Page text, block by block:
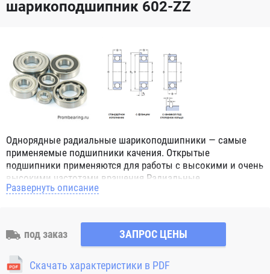
шарикоподшипник 602-ZZ
Однорядные радиальные шарикоподшипники — самые
применяемые подшипники качения. Открытые
подшипники применяются для работы с высокими и очень
высокими частотами вращения.Радиальные
шарикоподшипники обозначением 2Z ZZ с обеих сторон
обозначением 2RS 2RS1 2RSH 2RSR имеют с обеих сторон
контактные уплотнения из бутадиен-нитрильного каучука
(NBR) и пригодны для средних частот вращения. Также
поставляются подшипники с бесконтактными
Развернуть описание
под заказ ЗАПРОС ЦЕНЫ
Скачать характеристики в PDF